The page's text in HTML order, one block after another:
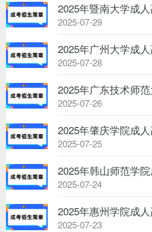
2025年暨南大学成
2025-07-29
2025年广州大学成
2025-07-28
2025-07-26
2025年肇庆学院成
2025-07-25
2025年韩山师范学
2025-07-24
2025年惠州学院成
2025-07-23